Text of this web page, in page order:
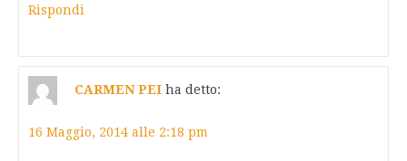
Rispondi
CARMEN PEI ha detto:
16 Maggio, 2014 alle 2:18 pm